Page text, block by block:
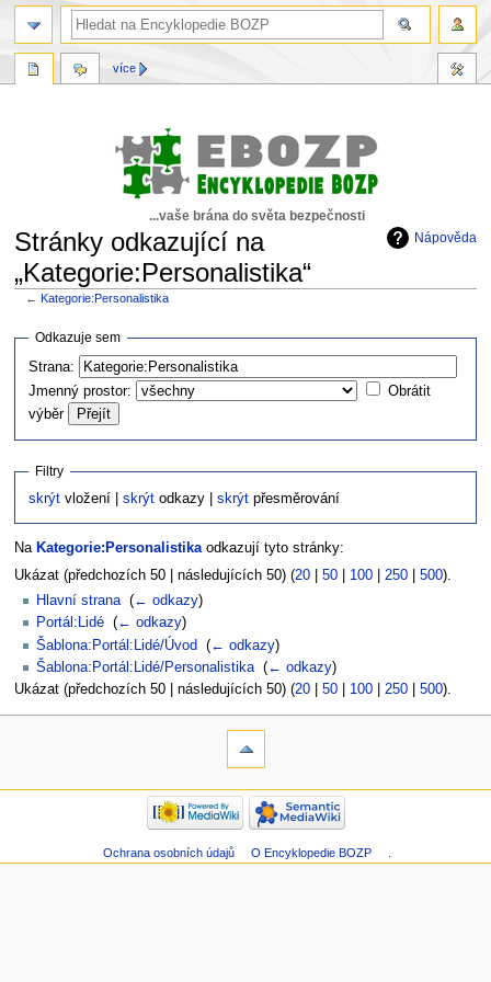
...vaše brána do světa bezpečnosti
Nápověda
Stránky odkazující na
„Kategorie:Personalistika“
← Kategorie:Personalistika
Skočit
navigaci
Skočit
vyhledávání
Odkazuje sem
Strana:
Jmenný prostor:
Obrátit
výběr
Filtry
skrýt vložení |skrýt odkazy |skrýt přesměrování
Na Kategorie:Personalistikaodkazují tyto stránky:
Ukázat (předchozích 50 | následujících 50) (20| 50| 100| 250| 500).
Hlavní strana‎ (← odkazy)
Portál:Lidé (← odkazy)
Šablona:Portál:Lidé/Úvod
(← odkazy)
Šablona:Portál:Lidé/Personalistika‎ (← odkazy)
Ukázat (předchozích 50 | následujících 50) (20| 50| 100| 250| 500).
více
Ochrana osobních údajů O Encyklopedie BOZP